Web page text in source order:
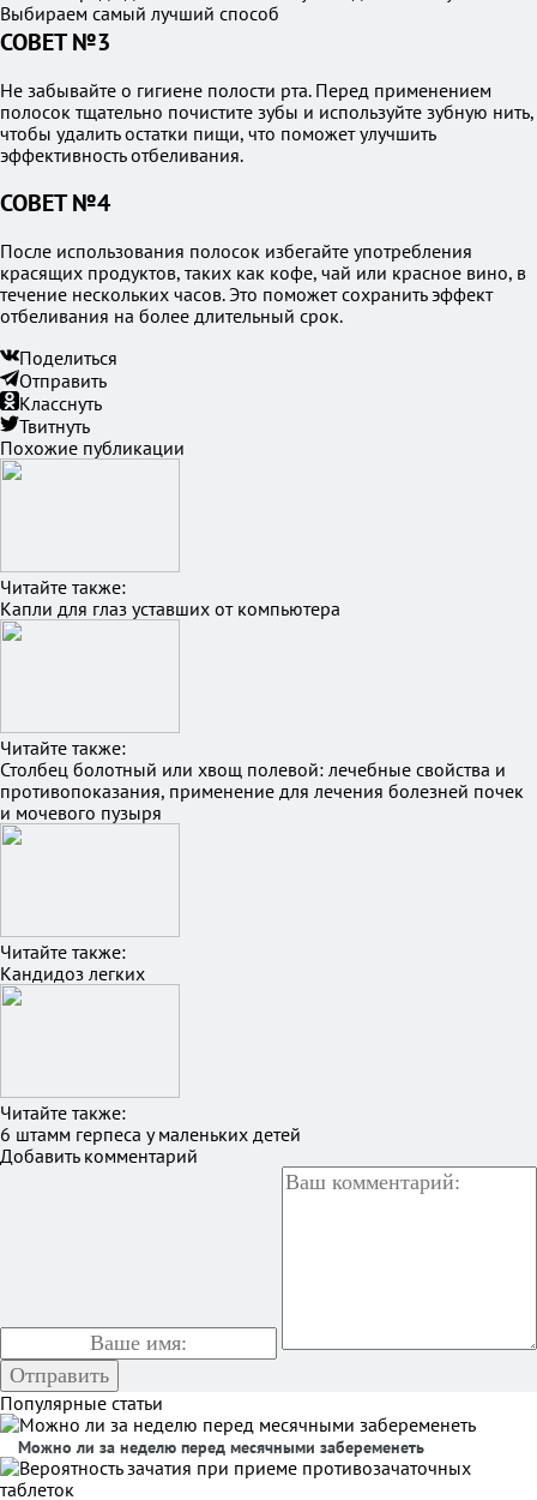
Выбираем самый лучший способ
СОВЕТ №3
Не забывайте о гигиене полости рта. Перед применением
полосок тщательно почистите зубы и используйте зубную нить,
чтобы удалить остатки пищи, что поможет улучшить
эффективность отбеливания.
СОВЕТ №4
После использования полосок избегайте употребления
красящих продуктов, таких как кофе, чай или красное вино, в
течение нескольких часов. Это поможет сохранить эффект
отбеливания на более длительный срок.
Поделиться
Отправить
Класснуть
Твитнуть
Похожие публикации
Читайте также:
Капли для глаз уставших от компьютера
Читайте также:
Столбец болотный или хвощ полевой: лечебные свойства и
противопоказания, применение для лечения болезней почек
и мочевого пузыря
Читайте также:
Кандидоз легких
Читайте также:
6 штамм герпеса у маленьких детей
Добавить комментарий
Популярные статьи
Можно ли за неделю перед месячными забеременеть